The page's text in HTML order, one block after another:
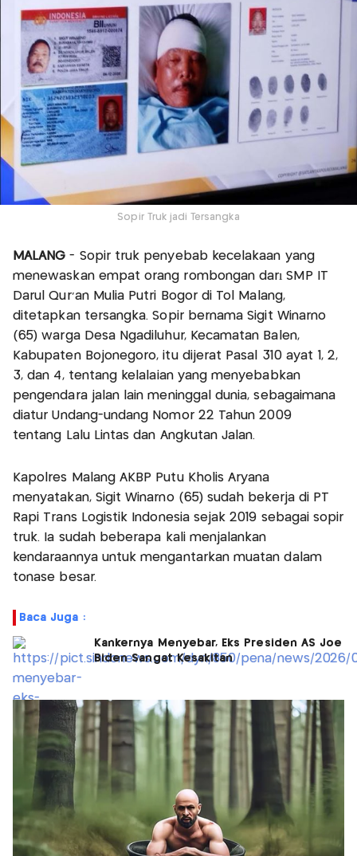
Sopir Truk jadi Tersangka
MALANG - Sopir truk penyebab kecelakaan yang
menewaskan empat orang rombongan darı SMP IT
Darul Qur'an Mulia Putri Bogor di Tol Malang,
ditetapkan tersangka. Sopir bernama Sigit Winarno
(65) warga Desa Ngadiluhur, Kecamatan Balen,
Kabupaten Bojonegoro, itu dijerat Pasal 310 ayat 1, 2,
3, dan 4, tentang kelalaian yang menyebabkan
pengendara jalan lain meninggal dunia, sebagaimana
diatur Undang-undang Nomor 22 Tahun 2009
tentang Lalu Lintas dan Angkutan Jalan.
Kapolres Malang AKBP Putu Kholis Aryana
menyatakan, Sigit Winarno (65) sudah bekerja di PT
Rapi Trans Logistik Indonesia sejak 2019 sebagai sopir
truk. Ia sudah beberapa kali menjalankan
kendaraannya untuk mengantarkan muatan dalam
tonase besar.
Baca Juga :
Kankernya Menyebar, Eks Presiden AS Joe
Biden Sangat Kesakitan